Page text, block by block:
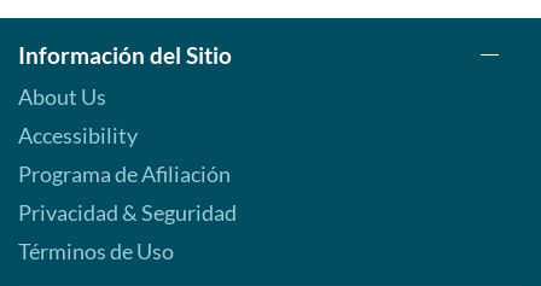
Información del Sitio
About Us
Accessibility
Programa de Afiliación
Privacidad & Seguridad
Términos de Uso